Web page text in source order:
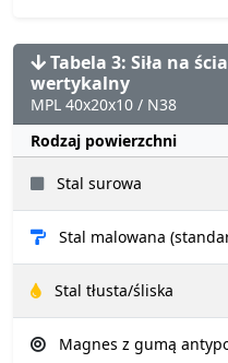
Tabela 3: Siła na
wertykalny
MPL 40x20x10 / N38
Rodzaj powierzchni
Stal surowa
Stal malowana
Stal tłusta/śliska
Magnes z gumą